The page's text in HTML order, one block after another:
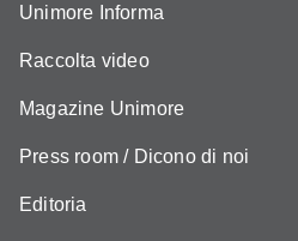
Unimore Informa
Raccolta video
Magazine Unimore
Press room / Dicono di noi
Editoria